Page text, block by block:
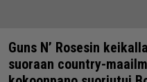
Guns N’ Rosesin
suoraan country-